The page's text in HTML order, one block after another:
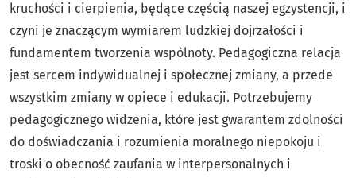
kruchości i cierpienia, będące częścią naszej egzystencji, i
czyni je znaczącym wymiarem ludzkiej dojrzałości i
fundamentem tworzenia wspólnoty. Pedagogiczna relacja
jest sercem indywidualnej i społecznej zmiany, a przede
wszystkim zmiany w opiece i edukacji. Potrzebujemy
pedagogicznego widzenia, które jest gwarantem zdolności
do doświadczania i rozumienia moralnego niepokoju i
troski o obecność zaufania w interpersonalnych i